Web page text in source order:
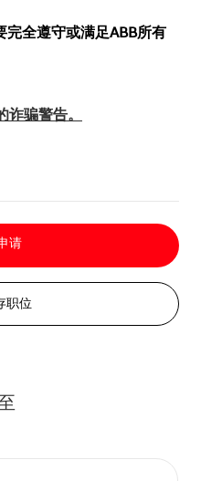
完全遵守或满足ABB所有
诈骗警告。
请
职位